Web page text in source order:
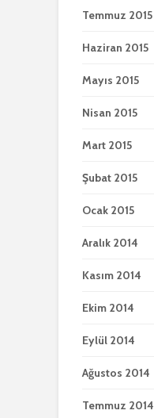
Temmuz 2015
Haziran 2015
Mayıs 2015
Nisan 2015
Mart 2015
Şubat 2015
Ocak 2015
Aralık 2014
Kasım 2014
Ekim 2014
Eylül 2014
Ağustos 2014
Temmuz 2014